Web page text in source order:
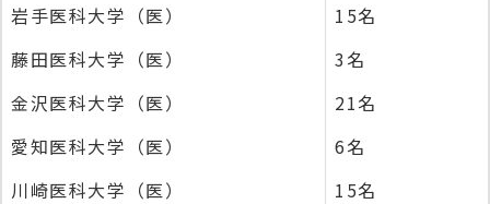
岩手医科大学（医）
15名
藤田医科大学（医）
3名
金沢医科大学（医）
21名
愛知医科大学（医）
6名
川崎医科大学（医）
15名